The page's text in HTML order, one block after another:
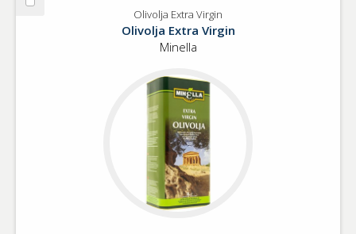
Välj
Olivolja Extra Virgin
Olivolja Extra Virgin
Minella